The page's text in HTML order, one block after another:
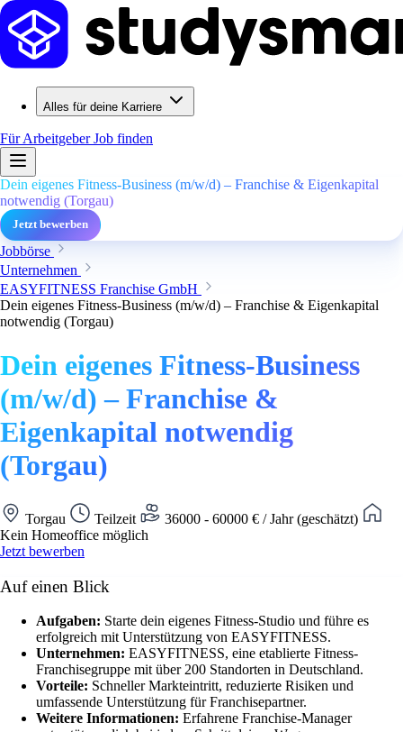
Alles für deine Karriere
Für ArbeitgeberJob finden
Dein eigenes Fitness-Business (m/w/d) – Franchise & Eigenkapital
notwendig (Torgau)
Jetzt bewerben
Jobbörse
Unternehmen
EASYFITNESS Franchise GmbH
Dein eigenes Fitness-Business (m/w/d) – Franchise & Eigenkapital
notwendig (Torgau)
Dein eigenes Fitness-Business
(m/w/d) – Franchise &
Eigenkapital notwendig
(Torgau)
Torgau Teilzeit
36000 - 60000 € / Jahr (geschätzt)
Kein Homeoffice möglich
Jetzt bewerben
Auf einen Blick
Aufgaben: Starte dein eigenes Fitness-Studio und führe es
erfolgreich mit Unterstützung von EASYFITNESS.
Unternehmen: EASYFITNESS, eine etablierte Fitness-
Franchisegruppe mit über 200 Standorten in Deutschland.
Vorteile: Schneller Markteintritt, reduzierte Risiken und
umfassende Unterstützung für Franchisepartner.
Weitere Informationen: Erfahrene Franchise-Manager